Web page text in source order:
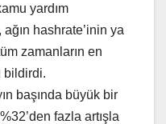
yardım
, ağın hashrate’inin ya
zamanların en
bildirdi.
başında büyük bir
fazla artışla